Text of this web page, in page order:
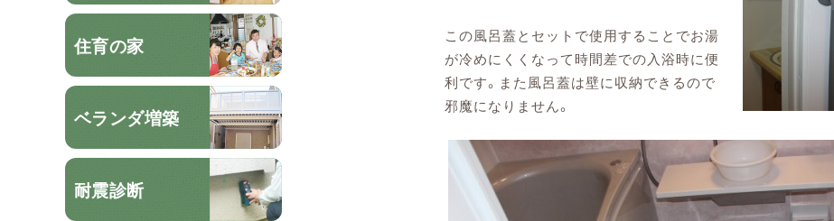
住育の家
ベランダ増築
耐震診断
この風呂蓋とセットで使用することでお湯
が冷めにくくなって時間差での入浴時に便
利です。また風呂蓋は壁に収納できるので
邪魔になりません。